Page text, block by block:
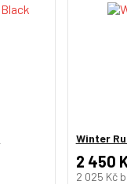
Winter
2 450
2 025 Kč